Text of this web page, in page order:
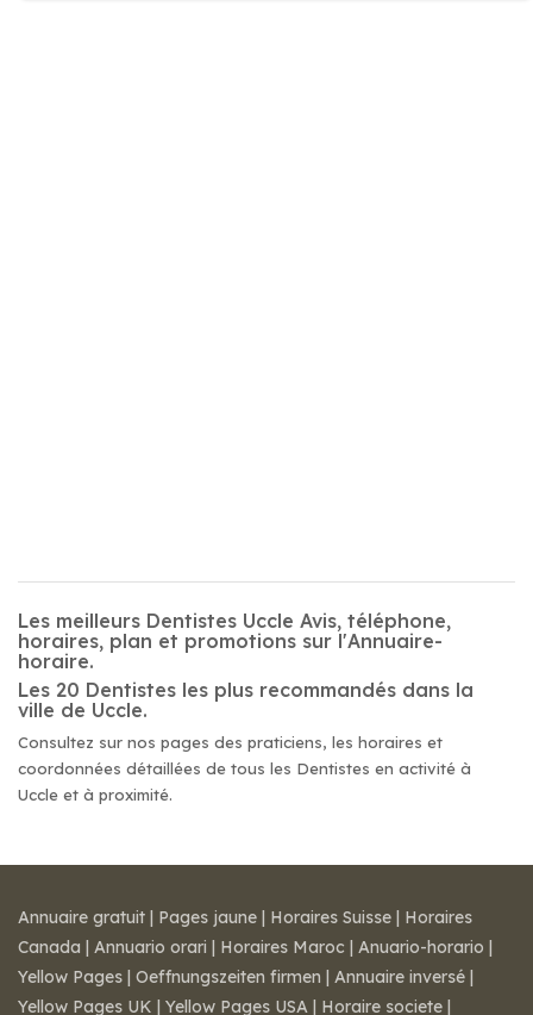
Les meilleurs Dentistes Uccle Avis, téléphone,
horaires, plan et promotions sur l'Annuaire-
horaire.
Les 20 Dentistes les plus recommandés dans la
ville de Uccle.
Consultez sur nos pages des praticiens, les horaires et
coordonnées détaillées de tous les Dentistes en activité à
Uccle et à proximité.
Annuaire gratuit | Pages jaune | Horaires Suisse | Horaires
Canada | Annuario orari | Horaires Maroc | Anuario-horario |
Yellow Pages | Oeffnungszeiten firmen | Annuaire inversé |
Yellow Pages UK | Yellow Pages USA | Horaire societe |